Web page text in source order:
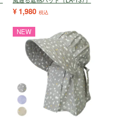
¥ 1,980 税込
NEW